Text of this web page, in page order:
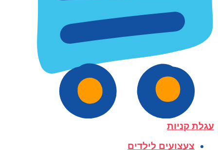
עגלת קניות
צעצועים לילדים